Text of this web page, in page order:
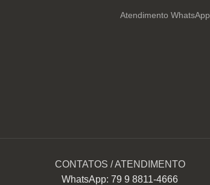
Atendimento WhatsApp
CONTATOS / ATENDIMENTO
WhatsApp: 79 9 8811-4666